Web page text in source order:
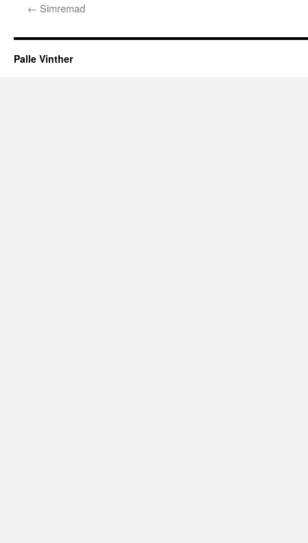
← Simremad
Palle Vinther